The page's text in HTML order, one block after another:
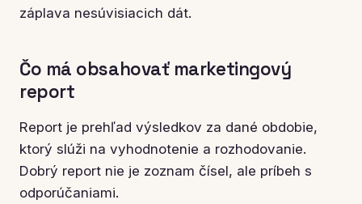
záplava nesúvisiacich dát.
Čo má obsahovať marketingový
report
Report je prehľad výsledkov za dané obdobie,
ktorý slúži na vyhodnotenie a rozhodovanie.
Dobrý report nie je zoznam čísel, ale príbeh s
odporúčaniami.